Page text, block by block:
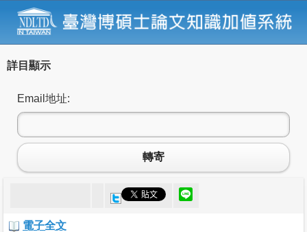
詳目顯示
Email地址:
轉寄
電子全文